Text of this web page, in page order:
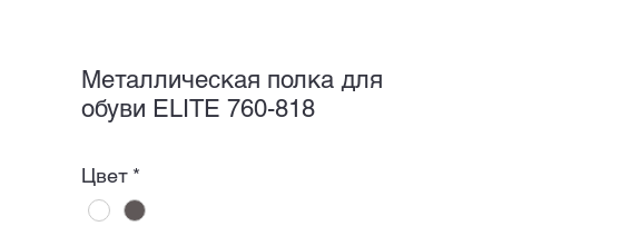
Металлическая полка для
обуви ELITE 760-818
Цвет *